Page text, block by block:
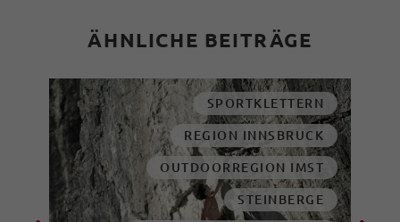
ÄHNLICHE BEITRÄGE
SPORTKLETTERN
REGION INNSBRUCK
OUTDOORREGION IMST
STEINBERGE